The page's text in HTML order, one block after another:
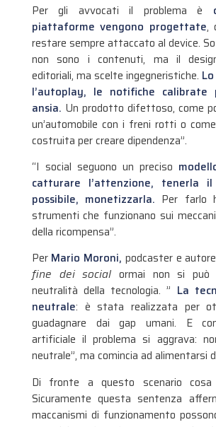
Per gli avvocati il problema è
piattaforme vengono progettate,
restare sempre attaccato al device.
non sono i contenuti, ma il
editoriali, ma scelte ingegneristiche.
l’autoplay, le notifiche calibrate
ansia. Un prodotto difettoso, come
un’automobile con i freni rotti o
costruita per creare dipendenza”.
“I social seguono un preciso
catturare l’attenzione, tenerla
possibile, monetizzarla. Per farlo
strumenti che funzionano sui
della ricompensa”.
PerMario Moroni, podcaster e
fine dei social ormai non si può
neutralità della tecnologia. ” La
neutrale: è stata realizzata per
guadagnare dai gap umani. E
artificiale il problema si aggrava:
neutrale”, ma comincia ad alimentarsi
Di fronte a questo scenario
Sicuramente questa sentenza
maccanismi di funzionamento